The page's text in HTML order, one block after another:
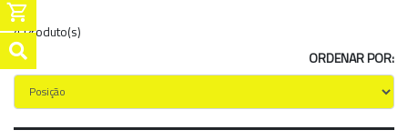
4 Produto(s)
ORDENAR POR: